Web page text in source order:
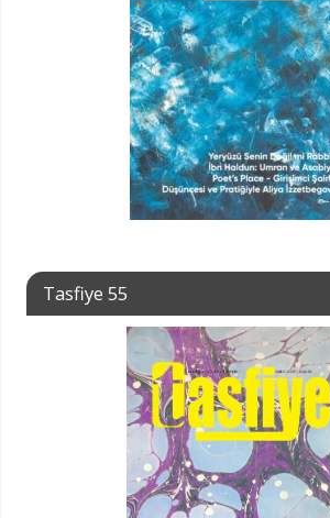
Tasfiye 55